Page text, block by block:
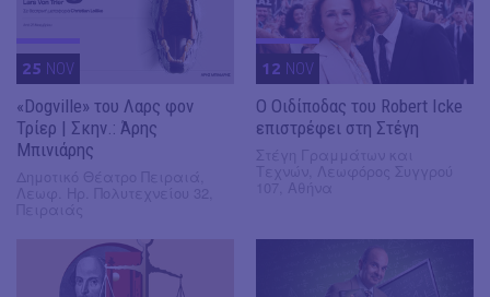
25 NOV
«Dogville» του Λαρς φον
Τρίερ | Σκην.: Άρης
Μπινιάρης
12 NOV
O Οιδίποδας του Robert Icke
επιστρέφει στη Στέγη